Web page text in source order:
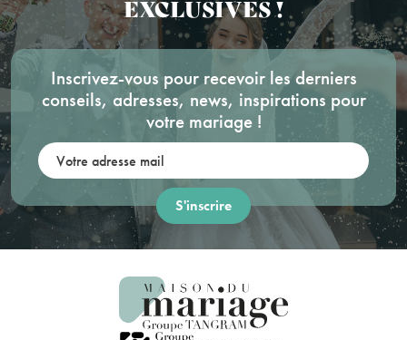
EXCLUSIVES !
Inscrivez-vous pour recevoir les derniers
conseils, adresses, news, inspirations pour
votre mariage !